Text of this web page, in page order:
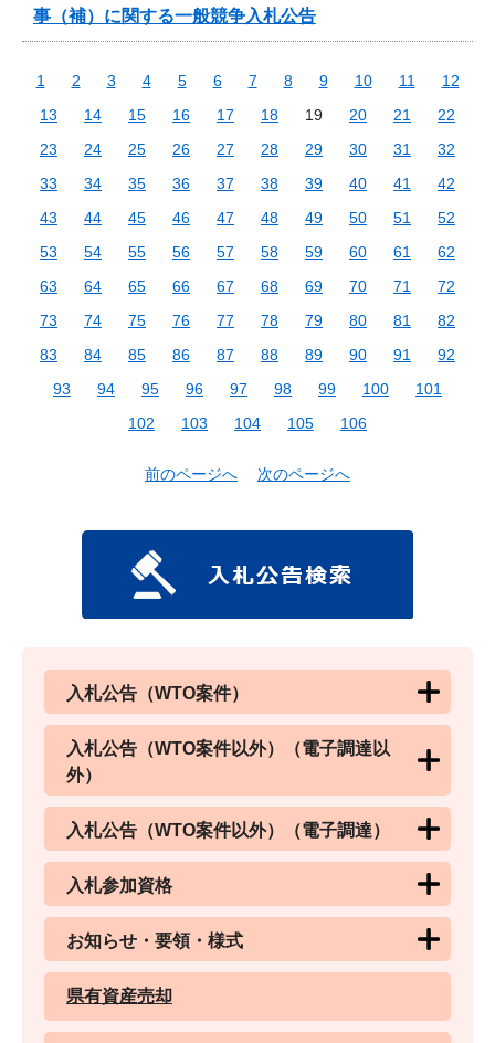
事（補）に関する一般競争入札公告
1 2 3 4 5 6 7 8 9 10 11
12
13
14 15 16 17 18 19 20 21
22
23
24 25 26 27 28 29 30 31
32
33
34 35 36 37 38 39 40 41
42
43
44 45 46 47 48 49 50 51
52
53
54 55 56 57 58 59 60 61
62
63
64 65 66 67 68 69 70 71
72
73
74 75 76 77 78 79 80 81
82
83
84 85 86 87 88 89 90 91
92
93
94 95 96 97 98 99 100
101
102
103 104 105 106
前のページへ 次のページへ
入札公告（WTO案件）
入札公告（WTO案件以外）（電子調達以
外）
入札公告（WTO案件以外）（電子調達）
入札参加資格
お知らせ・要領・様式
県有資産売却